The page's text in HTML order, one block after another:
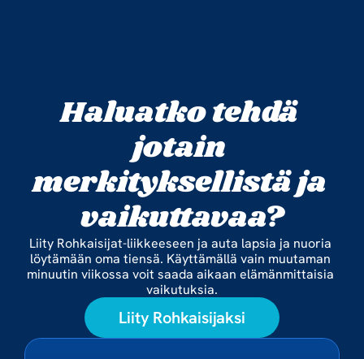
Haluatko tehdä
jotain
merkityksellistä ja
vaikuttavaa?
Liity Rohkaisijat-liikkeeseen ja auta lapsia ja nuoria
löytämään oma tiensä. Käyttämällä vain muutaman
minuutin viikossa voit saada aikaan elämänmittaisia
vaikutuksia.
Liity Rohkaisijaksi